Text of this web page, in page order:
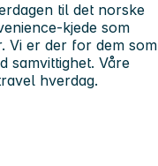
til det norske
kjede som
Vi er der for dem som
samvittighet. Våre
hverdag.